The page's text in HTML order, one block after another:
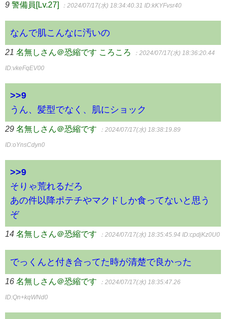
9 警備員[Lv.27] ：2024/07/17(水) 18:34:40.31 ID:kKYFvsr40
なんで肌こんなに汚いの
21 名無しさん＠恐縮です ころころ ：2024/07/17(水) 18:36:20.44
ID:vkeFqEV00
>>9
うん、髪型でなく、肌にショック
29 名無しさん＠恐縮です ：2024/07/17(水) 18:38:19.89
ID:oYnsCdyn0
>>9
そりゃ荒れるだろ
あの件以降ポテチやマクドしか食ってないと思う
ぞ
14 名無しさん＠恐縮です ：2024/07/17(水) 18:35:45.94 ID:cpdjKz0U0
でっくんと付き合ってた時が清楚で良かった
16 名無しさん＠恐縮です ：2024/07/17(水) 18:35:47.26
ID:Qn+kqWNd0